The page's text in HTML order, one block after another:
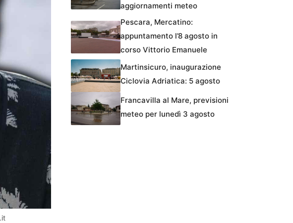
aggiornamenti meteo
Pescara, Mercatino:
appuntamento l’8 agosto in
corso Vittorio Emanuele
Martinsicuro, inaugurazione
Ciclovia Adriatica: 5 agosto
Francavilla al Mare, previsioni
meteo per lunedì 3 agosto